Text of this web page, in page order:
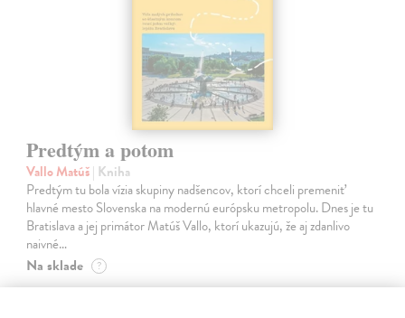
Predtým a potom
Vallo Matúš| Kniha
Predtým tu bola vízia skupiny nadšencov, ktorí chceli premeniť
hlavné mesto Slovenska na modernú európsku metropolu. Dnes je tu
Bratislava a jej primátor Matúš Vallo, ktorí ukazujú, že aj zdanlivo
naivné…
Na sklade ?